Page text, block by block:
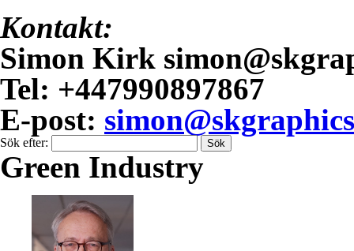
Kontakt:
Simon Kirk
Tel: +447990897867
E-post:
Sök efter:
Green Industry